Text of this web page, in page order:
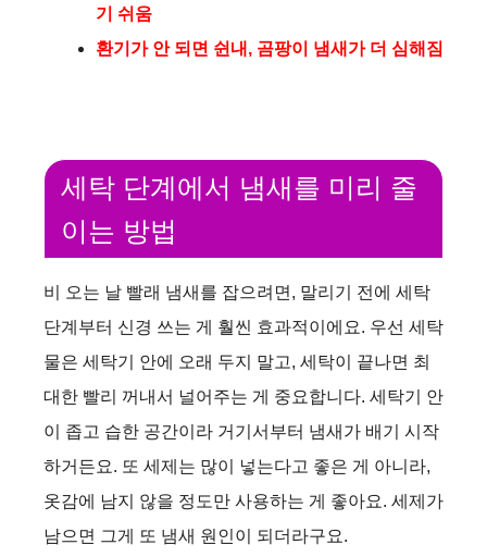
기 쉬움
환기가 안 되면 쉰내, 곰팡이 냄새가 더 심해짐
세탁 단계에서 냄새를 미리 줄
이는 방법
비 오는 날 빨래 냄새를 잡으려면, 말리기 전에 세탁
단계부터 신경 쓰는 게 훨씬 효과적이에요. 우선 세탁
물은 세탁기 안에 오래 두지 말고, 세탁이 끝나면 최
대한 빨리 꺼내서 널어주는 게 중요합니다. 세탁기 안
이 좁고 습한 공간이라 거기서부터 냄새가 배기 시작
하거든요. 또 세제는 많이 넣는다고 좋은 게 아니라,
옷감에 남지 않을 정도만 사용하는 게 좋아요. 세제가
남으면 그게 또 냄새 원인이 되더라구요.